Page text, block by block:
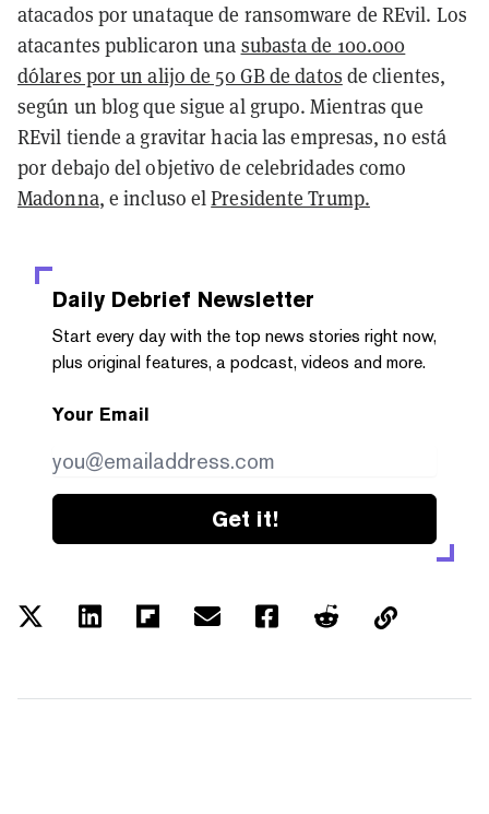
atacados por unataque de ransomware de REvil. Los
atacantes publicaron una subasta de 100.000
dólares por un alijo de 50 GB de datos de clientes,
según un blog que sigue al grupo. Mientras que
REvil tiende a gravitar hacia las empresas, no está
por debajo del objetivo de celebridades como
Madonna, e incluso elPresidente Trump.
Daily Debrief Newsletter
Start every day with the top news stories right now,
plus original features, a podcast, videos and more.
Your Email
Get it!